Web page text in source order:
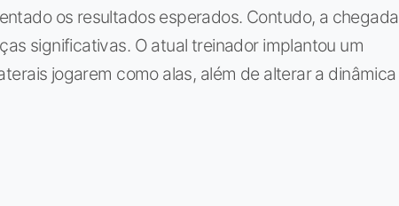
os resultados esperados. Contudo, a chegada
significativas. O atual treinador implantou um
jogarem como alas, além de alterar a dinâmica